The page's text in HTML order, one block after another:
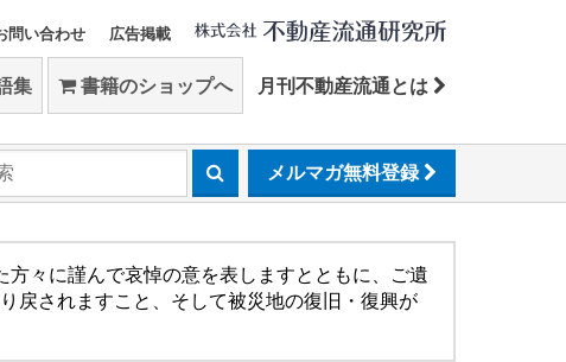
問い合わせ 広告掲載
集 書籍のショップへ 月刊不動産流通とは
メルマガ無料登録
々に謹んで哀悼の意を表しますとともに、ご遺
戻されますこと、そして被災地の復旧・復興が